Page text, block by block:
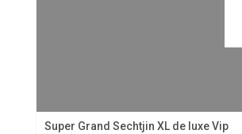
Super Grand Sechtjin XL de luxe Vip